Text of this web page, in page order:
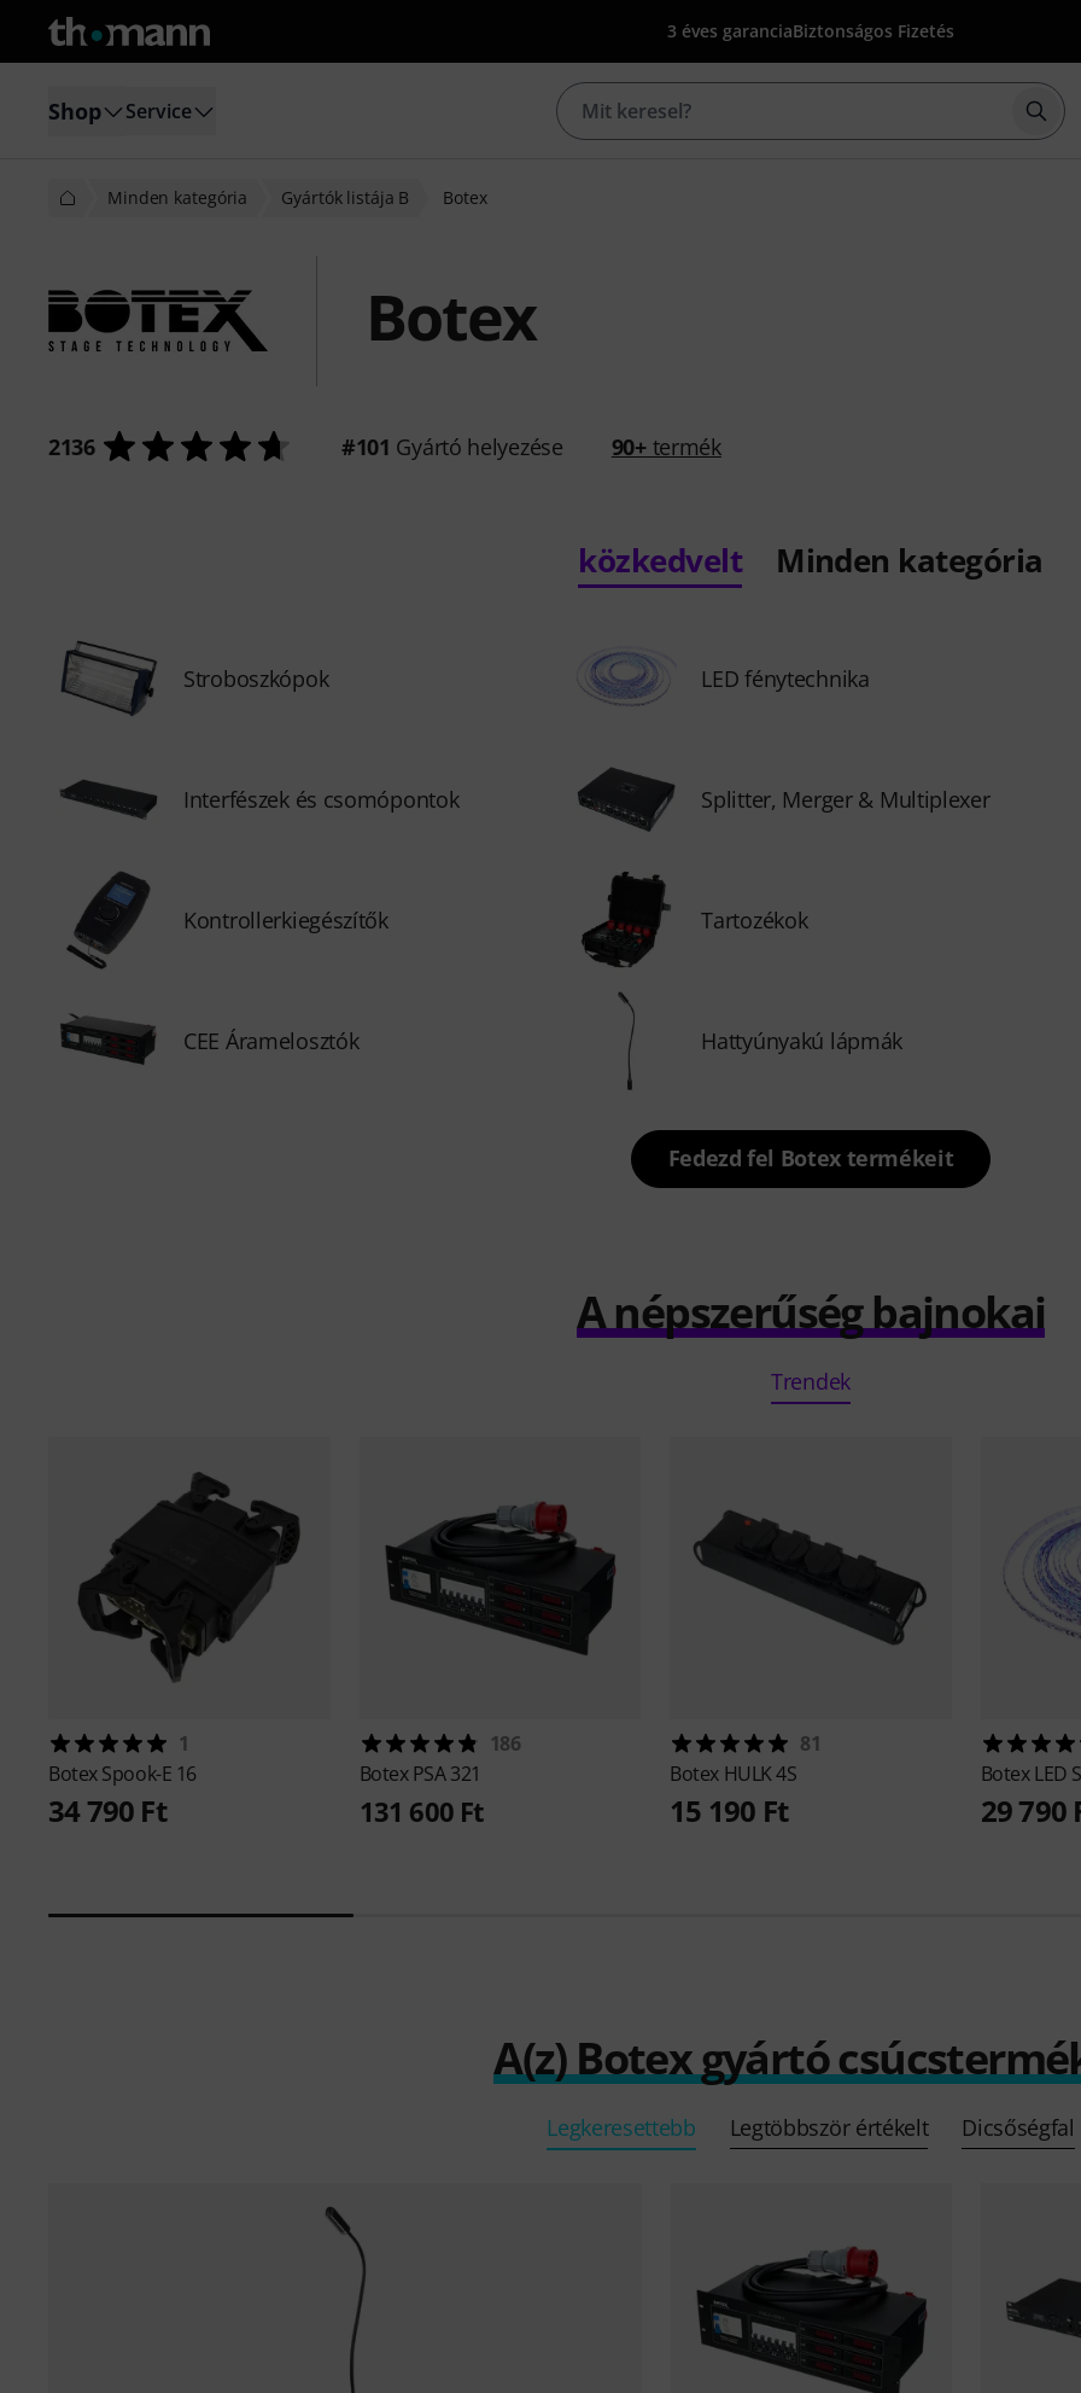
3 éves garanciaBiztonságos Fizetés
Shop Service
Minden kategória Gyártók listája B Botex
Botex
2136 #101 Gyártó helyezése 90+termék
közkedvelt Minden kategória
Stroboszkópok LED fénytechnika
Interfészek és csomópontok Splitter, Merger & Multiplexer
Kontrollerkiegészítők Tartozékok
CEE Áramelosztók Hattyúnyakú lápmák
Fedezd fel Botex termékeit
A népszerűség bajnokai
Trendek
1
BotexSpook-E 16
34 790 Ft
186
BotexPSA 321
131 600 Ft
81
Botex HULK 4S
15 190 Ft
BotexLED
29 790
A(z) Botex gyártó
Legkeresettebb Legtöbbször értékelt Dicsőségfal